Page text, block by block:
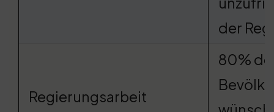
der
Regierungsarbeit
80%